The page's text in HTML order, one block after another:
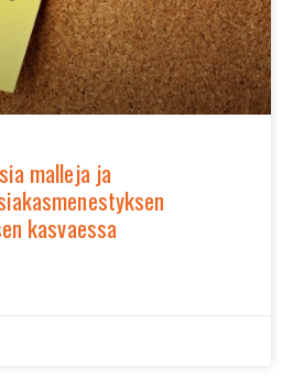
malleja ja
kasvaessa